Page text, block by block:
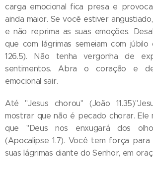
carga emocional fica presa e
ainda maior. Se você estiver
e não reprima as suas emoções.
que com lágrimas semeiam com júbilo
126.5). Não tenha vergonha de
sentimentos. Abra o coração e
emocional sair.
Até "Jesus chorou" (João
mostrar que não é pecado chorar. Ele
que "Deus nos enxugará dos
(Apocalipse 1.7). Você tem força para
suas lágrimas diante do Senhor, em